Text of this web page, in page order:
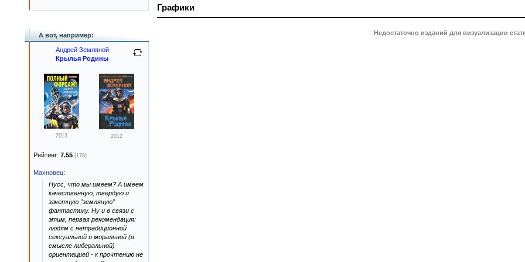
Графики
Недостаточно изданий для визуализации
А вот, например:
Андрей Земляной
Крылья Родины
2013 2012
Рейтинг: 7.55 (178)
Махновец:
Нусс, что мы имеем? А имеем
качественную, твердую и
зачетную "земляную"
фантастику. Ну и в связи с
этим, первая рекомендация:
людям с нетрадиционной
сексуальной и моральной (в
смысле либеральной)
ориентацией - к прочтению не